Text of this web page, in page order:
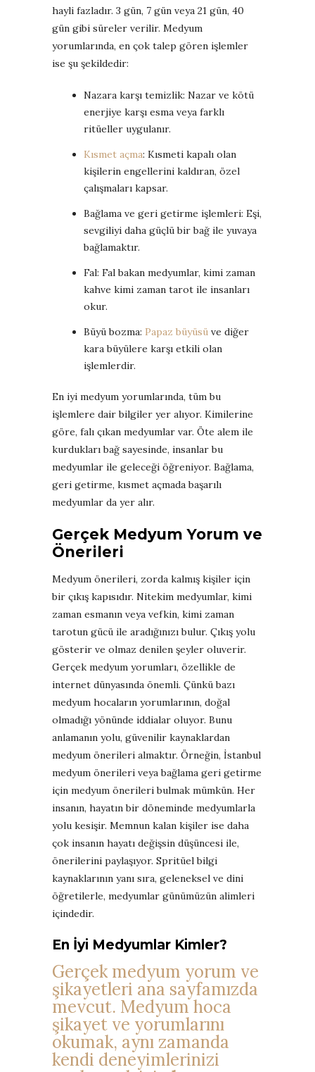
hayli fazladır. 3 gün, 7 gün veya 21 gün, 40
gün gibi süreler verilir. Medyum
yorumlarında, en çok talep gören işlemler
ise şu şekildedir:
Nazara karşı temizlik: Nazar ve kötü
enerjiye karşı esma veya farklı
ritüeller uygulanır.
Kısmet açma: Kısmeti kapalı olan
kişilerin engellerini kaldıran, özel
çalışmaları kapsar.
Bağlama ve geri getirme işlemleri: Eşi,
sevgiliyi daha güçlü bir bağ ile yuvaya
bağlamaktır.
Fal: Fal bakan medyumlar, kimi zaman
kahve kimi zaman tarot ile insanları
okur.
Büyü bozma: Papaz büyüsü ve diğer
kara büyülere karşı etkili olan
işlemlerdir.
En iyi medyum yorumlarında, tüm bu
işlemlere dair bilgiler yer alıyor. Kimilerine
göre, falı çıkan medyumlar var. Öte alem ile
kurdukları bağ sayesinde, insanlar bu
medyumlar ile geleceği öğreniyor. Bağlama,
geri getirme, kısmet açmada başarılı
medyumlar da yer alır.
Gerçek Medyum Yorum ve
Önerileri
Medyum önerileri, zorda kalmış kişiler için
bir çıkış kapısıdır. Nitekim medyumlar, kimi
zaman esmanın veya vefkin, kimi zaman
tarotun gücü ile aradığınızı bulur. Çıkış yolu
gösterir ve olmaz denilen şeyler oluverir.
Gerçek medyum yorumları, özellikle de
internet dünyasında önemli. Çünkü bazı
medyum hocaların yorumlarının, doğal
olmadığı yönünde iddialar oluyor. Bunu
anlamanın yolu, güvenilir kaynaklardan
medyum önerileri almaktır. Örneğin, İstanbul
medyum önerileri veya bağlama geri getirme
için medyum önerileri bulmak mümkün. Her
insanın, hayatın bir döneminde medyumlarla
yolu kesişir. Memnun kalan kişiler ise daha
çok insanın hayatı değişsin düşüncesi ile,
önerilerini paylaşıyor. Spritüel bilgi
kaynaklarının yanı sıra, geleneksel ve dini
öğretilerle, medyumlar günümüzün alimleri
içindedir.
En İyi Medyumlar Kimler?
Gerçek medyum yorum ve
şikayetleri ana sayfamızda
mevcut. Medyum hoca
şikayet ve yorumlarını
okumak, aynı zamanda
kendi deneyimlerinizi